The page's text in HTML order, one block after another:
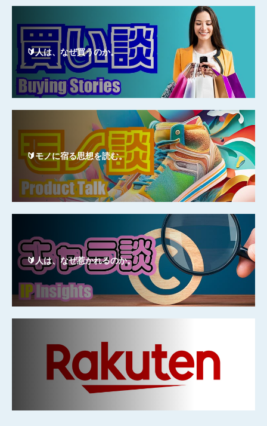
🔰人は、なぜ買うのか。
🔰モノに宿る思想を読む。
🔰人は、なぜ惹かれるのか。